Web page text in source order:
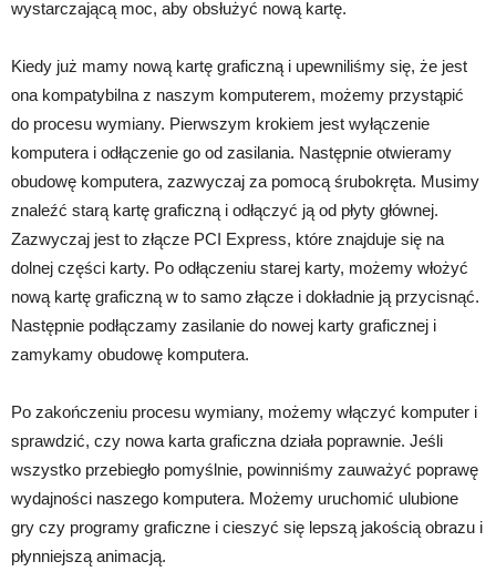
wystarczającą moc, aby obsłużyć nową kartę.
Kiedy już mamy nową kartę graficzną i upewniliśmy się, że jest
ona kompatybilna z naszym komputerem, możemy przystąpić
do procesu wymiany. Pierwszym krokiem jest wyłączenie
komputera i odłączenie go od zasilania. Następnie otwieramy
obudowę komputera, zazwyczaj za pomocą śrubokręta. Musimy
znaleźć starą kartę graficzną i odłączyć ją od płyty głównej.
Zazwyczaj jest to złącze PCI Express, które znajduje się na
dolnej części karty. Po odłączeniu starej karty, możemy włożyć
nową kartę graficzną w to samo złącze i dokładnie ją przycisnąć.
Następnie podłączamy zasilanie do nowej karty graficznej i
zamykamy obudowę komputera.
Po zakończeniu procesu wymiany, możemy włączyć komputer i
sprawdzić, czy nowa karta graficzna działa poprawnie. Jeśli
wszystko przebiegło pomyślnie, powinniśmy zauważyć poprawę
wydajności naszego komputera. Możemy uruchomić ulubione
gry czy programy graficzne i cieszyć się lepszą jakością obrazu i
płynniejszą animacją.